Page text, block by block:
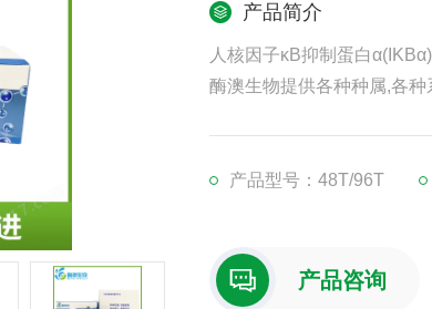
产品简介
人核因子κB抑制蛋白
酶澳生物提供各种种属,各种
产品型号：48T/96T
产品咨询